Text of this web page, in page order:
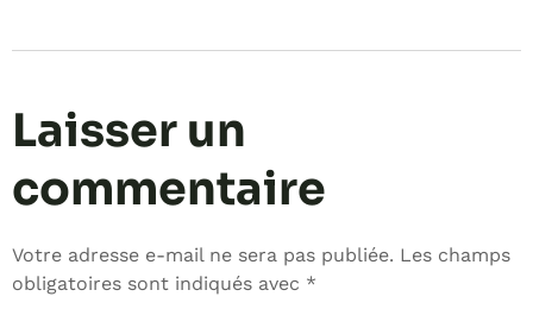
Laisser un
commentaire
Votre adresse e-mail ne sera pas publiée. Les champs
obligatoires sont indiqués avec *